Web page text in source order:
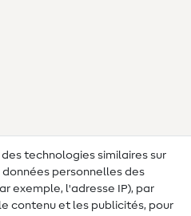
technologies similaires sur
personnelles des
exemple, l'adresse IP), par
contenu et les publicités, pour